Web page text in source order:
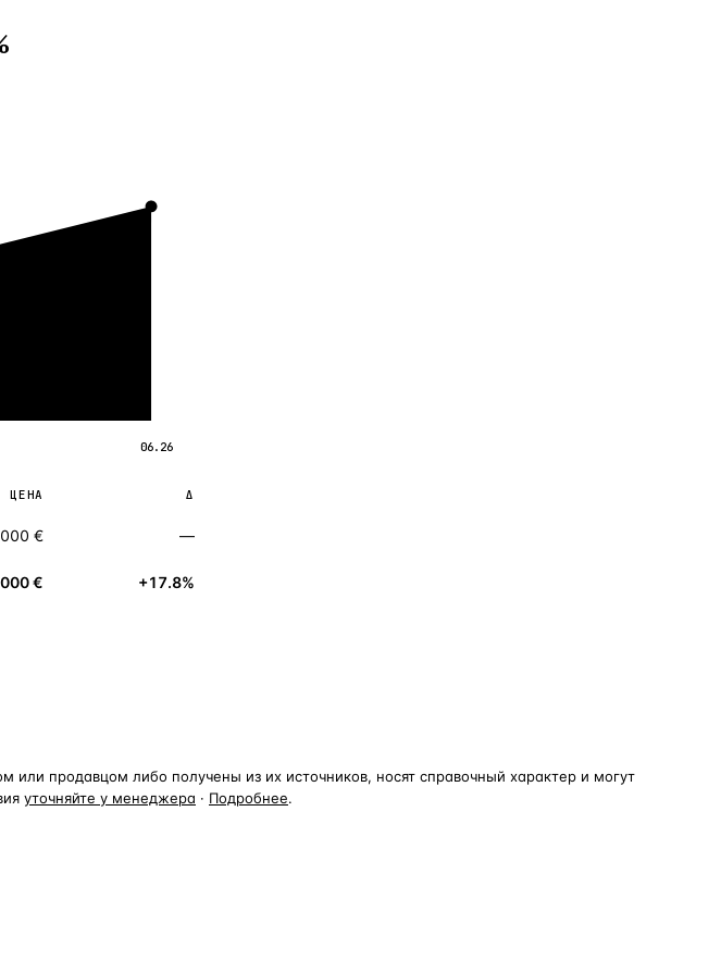
06.26
ЦЕНА Δ
€ —
€ +17.8%
продавцом либо получены из их источников, носят справочный характер и могут
уточняйте у менеджера · Подробнее.